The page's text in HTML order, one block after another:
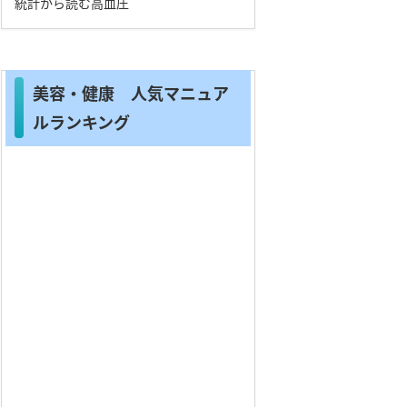
美容・健康 人気マニュア
ルランキング